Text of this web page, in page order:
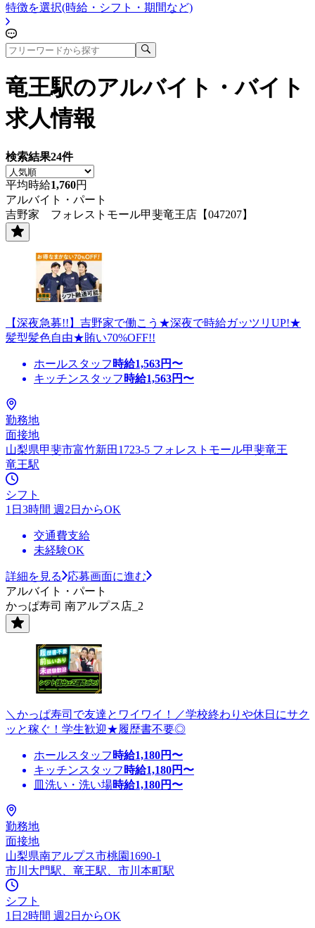
特徴を選択(時給・シフト・期間など)
竜王駅のアルバイト・バイト
求人情報
検索結果24件
平均時給1,760円
アルバイト・パート
吉野家 フォレストモール甲斐竜王店【047207】
【深夜急募!!】吉野家で働こう★深夜で時給ガッツリUP!★
髪型髪色自由★賄い70%OFF!!
ホールスタッフ 時給1,563円〜
キッチンスタッフ 時給1,563円〜
勤務地
面接地
山梨県甲斐市富竹新田1723-5 フォレストモール甲斐竜王
竜王駅
シフト
1日3時間 週2日からOK
交通費支給
未経験OK
詳細を見る
応募画面に進む
アルバイト・パート
かっぱ寿司 南アルプス店_2
＼かっぱ寿司で友達とワイワイ！／学校終わりや休日にサク
ッと稼ぐ！学生歓迎★履歴書不要◎
ホールスタッフ 時給1,180円〜
キッチンスタッフ 時給1,180円〜
皿洗い・洗い場時給1,180円〜
勤務地
面接地
山梨県南アルプス市桃園1690-1
市川大門駅、竜王駅、市川本町駅
シフト
1日2時間 週2日からOK